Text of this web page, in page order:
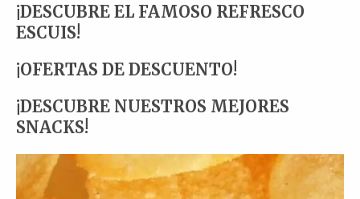
¡DESCUBRE EL FAMOSO REFRESCO
ESCUIS!
¡OFERTAS DE DESCUENTO!
¡DESCUBRE NUESTROS MEJORES
SNACKS!